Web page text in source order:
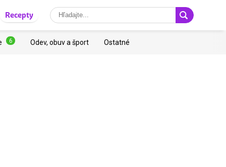
Recepty
6 Odev, obuv a šport Ostatné